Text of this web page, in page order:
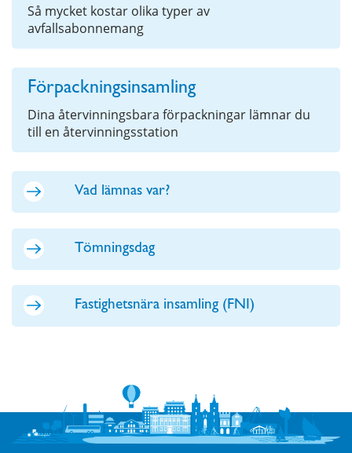
Så mycket kostar olika typer av
avfallsabonnemang
Förpackningsinsamling
Dina återvinningsbara förpackningar lämnar du
till en återvinningsstation
Vad lämnas var?
Tömningsdag
Fastighetsnära insamling (FNI)